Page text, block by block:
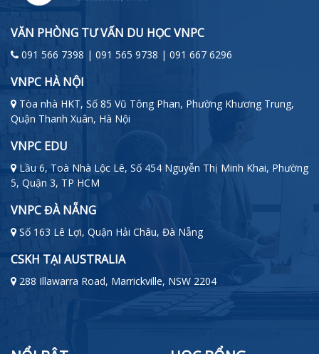
VĂN PHÒNG TƯ VẤN DU HỌC VNPC
091 566 7398 | 091 565 9738 | 091 667 6296
VNPC HÀ NỘI
Tòa nhà HKT, Số 85 Vũ Tông Phan, Phường Khương Trung,
Quận Thanh Xuân, Hà Nội
VNPC EDU
Lầu 6, Toà Nhà Lộc Lê, Số 454 Nguyễn Thị Minh Khai, Phường
5, Quận 3, TP HCM
VNPC ĐÀ NẴNG
Số 163 Lê Lợi, Quận Hải Châu, Đà Nẵng
CSKH TẠI AUSTRALIA
288 Illawarra Road, Marrickville, NSW 2204